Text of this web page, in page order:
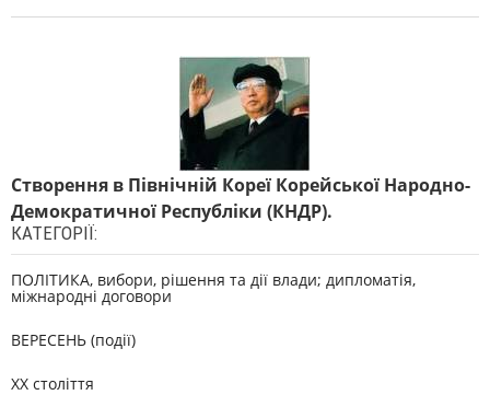
Створення в Північній Кореї Корейської Народно-
Демократичної Республіки (КНДР).
КАТЕГОРІЇ:
ПОЛІТИКА, вибори, рішення та дії влади; дипломатія,
міжнародні договори
ВЕРЕСЕНЬ (події)
XX століття